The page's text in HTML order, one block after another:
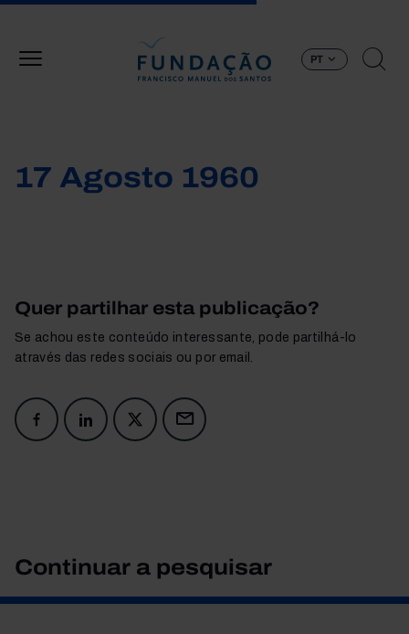
PT
17 Agosto 1960
Quer partilhar esta publicação?
Se achou este conteúdo interessante, pode partilhá-lo
através das redes sociais ou por email.
Continuar a pesquisar